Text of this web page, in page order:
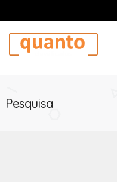
Pesquisa